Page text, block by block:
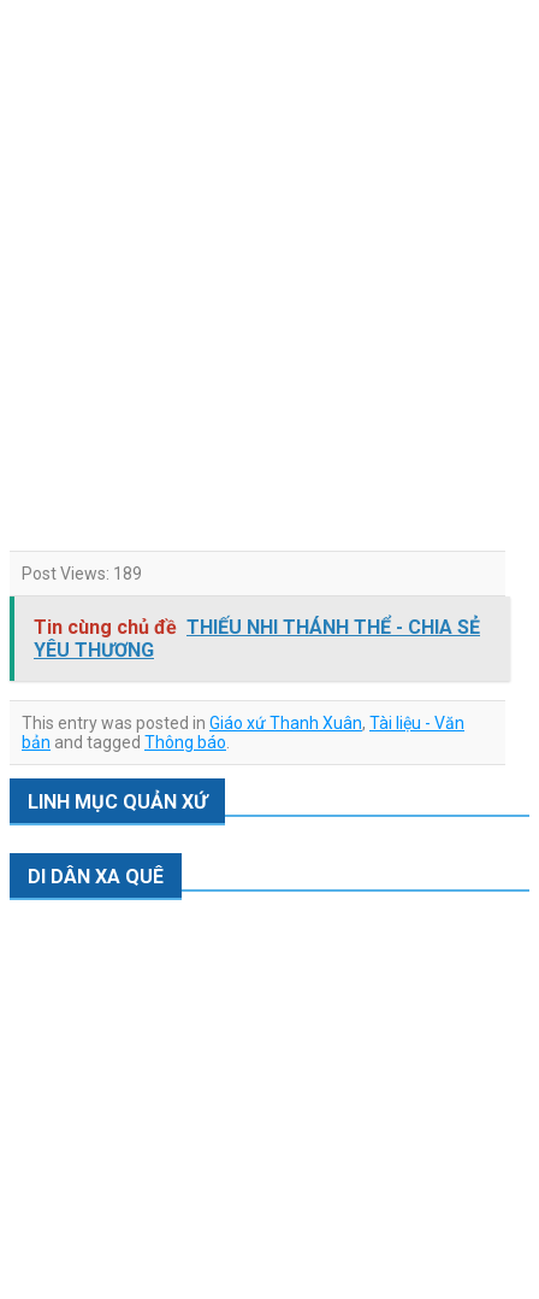
Post Views: 189
Tin cùng chủ đề THIẾU NHI THÁNH THỂ - CHIA SẺ
YÊU THƯƠNG
This entry was posted in Giáo xứ Thanh Xuân, Tài liệu - Văn
bản and tagged Thông báo
LINH MỤC QUẢN XỨ
DI DÂN XA QUÊ